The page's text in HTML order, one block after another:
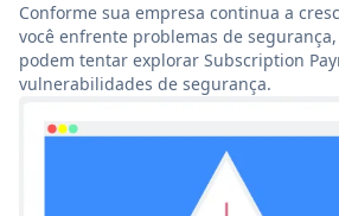
Conforme sua empresa continua a
você enfrente problemas de
podem tentar explorar Subscription
vulnerabilidades de segurança.